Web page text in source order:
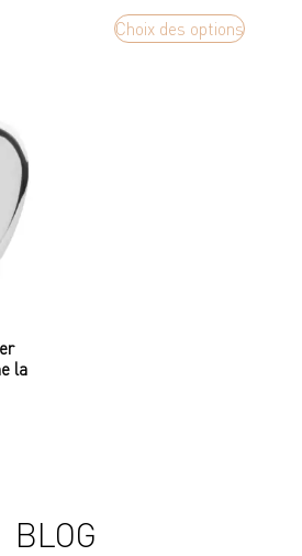
Choix des options
la
BLOG